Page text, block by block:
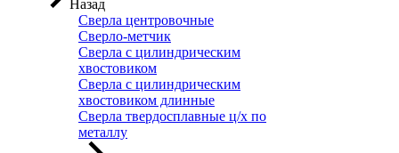
Назад
Сверла центровочные
Сверло-метчик
Сверла с цилиндрическим
хвостовиком
Сверла с цилиндрическим
хвостовиком длинные
Сверла твердосплавные ц/х по
металлу